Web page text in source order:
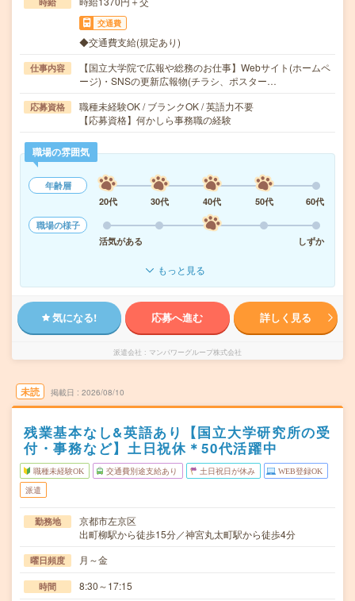
交通費
◆交通費支給(規定あり)
仕事内容
【国立大学院で広報や総務のお仕事】Webサイト(ホームペ
ージ)・SNSの更新広報物(チラシ、ポスター…
応募資格
職種未経験OK / ブランクOK / 英語力不要
【応募資格】何かしら事務職の経験
職場の雰囲気
年齢層
20代
30代 40代 50代
60代
職場の様子
活気がある
しずか
もっと見る
気になる! 応募へ進む 詳しく見る
派遣会社 マンパワーグループ株式会社
未読 掲載日 2026/08/10
残業基本なし&英語あり【国立大学研究所の受
付・事務など】土日祝休＊50代活躍中
職種未経験OK 交通費別途支給あり 土日祝日が休み WEB登録OK
派遣
勤務地
京都市左京区
出町柳駅から徒歩15分／神宮丸太町駅から徒歩4分
曜日頻度 月～金
時間 8:30～17:15